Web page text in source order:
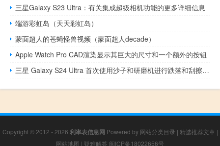
三星Galaxy S23 Ultra：有关集成超级相机功能的更多详细信息
端游彩虹岛（天天彩虹岛）
蒙面超人的苍蝇怪兽视频（蒙面超人decade）
Apple Watch Pro CAD渲染显示其巨大的尺寸和一个额外的按钮
三星 Galaxy S24 Ultra 首次使用沙子和研磨机进行跌落和刮擦耐久性测试
Copyright © 2012 - 2026 利率表信息网 Powered by 网站分类目录 | 精选推荐文章 |
网站地图 | 疑难解答 闽ICP备18022656号